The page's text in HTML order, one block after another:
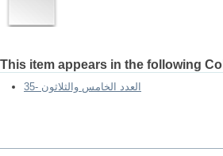
This item appears in the following
العدد الخامس والثلاثون -35